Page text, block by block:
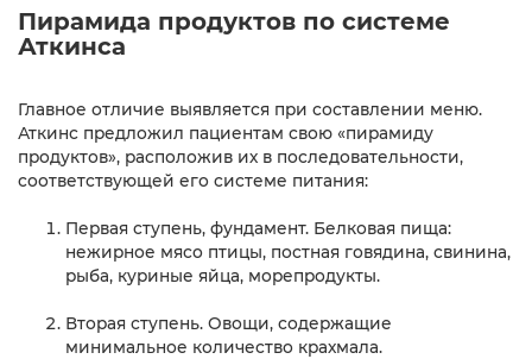
Пирамида продуктов по системе
Аткинса
Главное отличие выявляется при составлении меню.
Аткинс предложил пациентам свою «пирамиду
продуктов», расположив их в последовательности,
соответствующей его системе питания:
Первая ступень, фундамент. Белковая пища:
нежирное мясо птицы, постная говядина, свинина,
рыба, куриные яйца, морепродукты.
Вторая ступень. Овощи, содержащие
минимальное количество крахмала.